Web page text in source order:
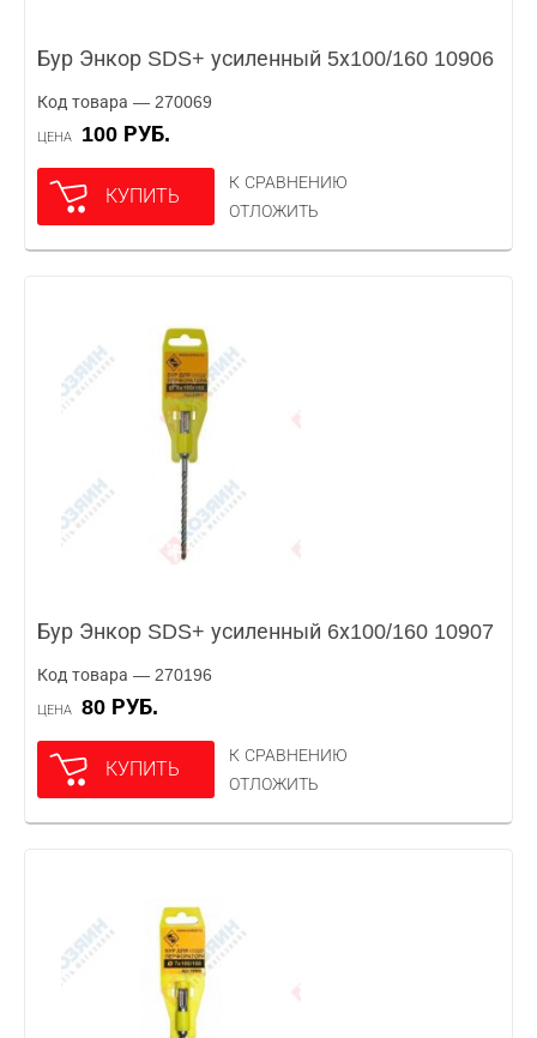
Бур Энкор SDS+ усиленный 5х100/160 10906
Код товара — 270069
ЦЕНА 100 РУБ.
КУПИТЬ
К СРАВНЕНИЮ
ОТЛОЖИТЬ
Бур Энкор SDS+ усиленный 6х100/160 10907
Код товара — 270196
ЦЕНА 80 РУБ.
КУПИТЬ
К СРАВНЕНИЮ
ОТЛОЖИТЬ